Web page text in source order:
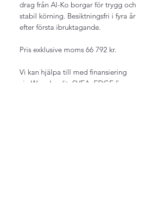
drag från Al-Ko borgar för trygg och
stabil körning. Besiktningsfri i fyra år
efter första ibruktagande.
Pris exklusive moms 66 792 kr.
Vi kan hjälpa till med finansiering
via Wasa kredit, SVEA, EDGE finans